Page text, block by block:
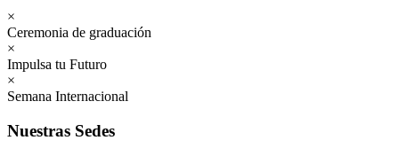
×
Ceremonia de graduación
×
Impulsa tu Futuro
×
Semana Internacional
Nuestras Sedes